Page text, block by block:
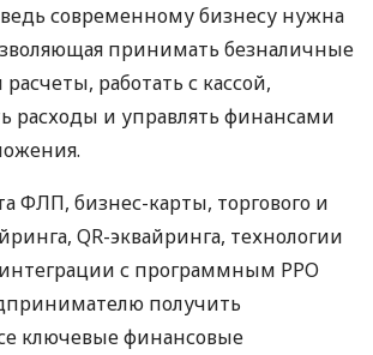
современному бизнесу нужна
принимать безналичные
работать с кассой,
расходы и управлять финансами
ФЛП, бизнес-карты, торгового и
QR-эквайринга, технологии
с программным РРО
получить
ключевые финансовые